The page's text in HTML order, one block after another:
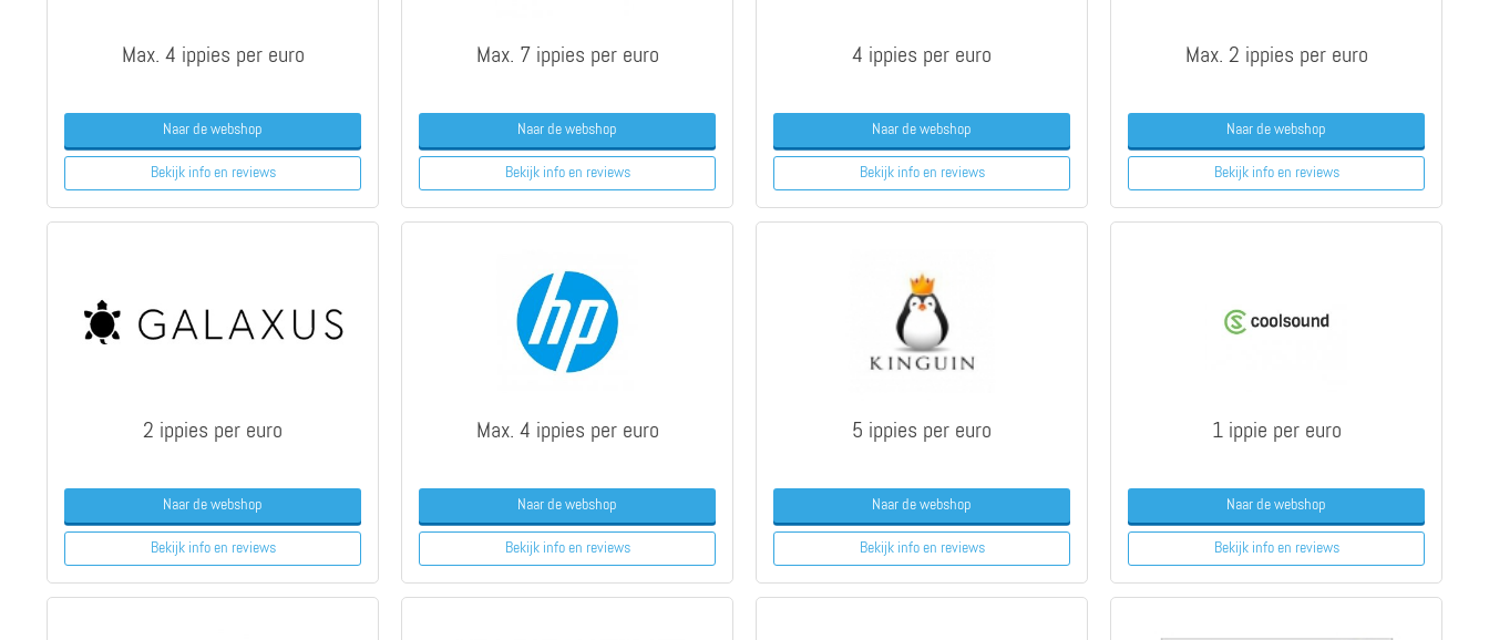
Max. 4 ippies per euro
Naar de webshop
Bekijk infoen reviews
Max. 7 ippies per euro
Naar de webshop
Bekijk infoen reviews
4 ippies per euro
Naar de webshop
Bekijk infoen reviews
Max. 2 ippies per euro
Naar de webshop
Bekijk infoen reviews
2 ippies per euro
Naar de webshop
Bekijk infoen reviews
Max. 4 ippies per euro
Naar de webshop
Bekijk infoen reviews
5 ippies per euro
Naar de webshop
Bekijk infoen reviews
1 ippie per euro
Naar de webshop
Bekijk infoen reviews